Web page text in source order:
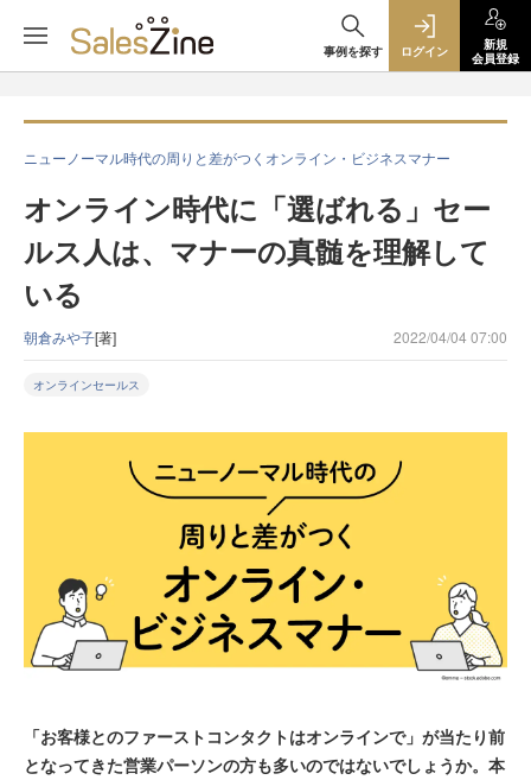
事例を探す ログイン
新規
会員登録
ニューノーマル時代の周りと差がつくオンライン・ビジネスマナー
オンライン時代に「選ばれる」セー
ルス人は、マナーの真髄を理解して
いる
朝倉みや子[著] 2022/04/04 07:00
オンラインセールス
「お客様とのファーストコンタクトはオンラインで」が当たり前
となってきた営業パーソンの方も多いのではないでしょうか。本